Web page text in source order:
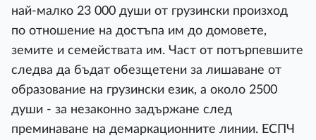
най-малко 23 000 души от грузински произход
по отношение на достъпа им до домовете,
земите и семействата им. Част от потърпевшите
следва да бъдат обезщетени за лишаване от
образование на грузински език, а около 2500
души - за незаконно задържане след
преминаване на демаркационните линии. ЕСПЧ